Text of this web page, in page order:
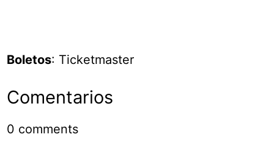
Boletos: Ticketmaster
Comentarios
0 comments